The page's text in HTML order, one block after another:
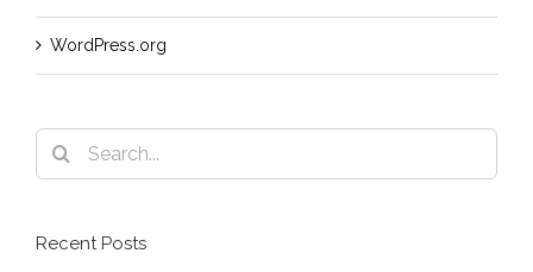
WordPress.org
Search
for:
Recent Posts